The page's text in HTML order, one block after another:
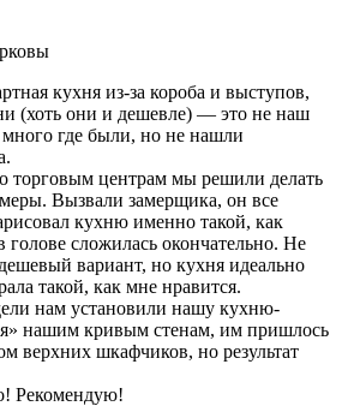
кухня из-за короба и выступов,
(хоть они и дешевле) — это не наш
где были, но не нашли
торговым центрам мы решили делать
Вызвали замерщика, он все
кухню именно такой, как
голове сложилась окончательно. Не
вариант, но кухня идеально
такой, как мне нравится.
нам установили нашу кухню-
нашим кривым стенам, им пришлось
верхних шкафчиков, но результат
Рекомендую!